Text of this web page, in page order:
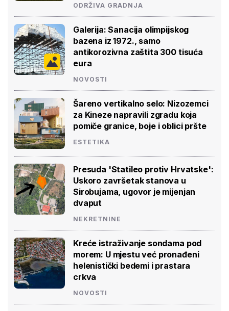
ODRŽIVA GRADNJA
Galerija: Sanacija olimpijskog
bazena iz 1972., samo
antikorozivna zaštita 300 tisuća
eura
NOVOSTI
Šareno vertikalno selo: Nizozemci
za Kineze napravili zgradu koja
pomiče granice, boje i oblici pršte
ESTETIKA
Presuda 'Statileo protiv Hrvatske':
Uskoro završetak stanova u
Sirobujama, ugovor je mijenjan
dvaput
NEKRETNINE
Kreće istraživanje sondama pod
morem: U mjestu već pronađeni
helenistički bedemi i prastara
crkva
NOVOSTI